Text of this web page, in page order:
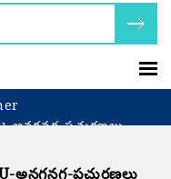
అనగనగ-ప్రచురణలు
అనగనగ-ప్రచురణలు